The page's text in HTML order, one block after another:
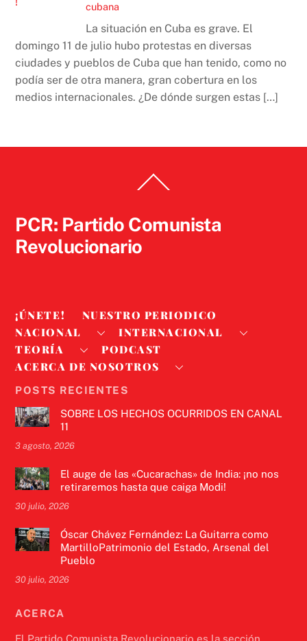
cubana
La situación en Cuba es grave. El
domingo 11 de julio hubo protestas en diversas
ciudades y pueblos de Cuba que han tenido, como no
podía ser de otra manera, gran cobertura en los
medios internacionales. ¿De dónde surgen estas […]
To
PCR: Partido Comunista
Revolucionario
¡ÚNETE!
NUESTRO PERIODICO
NACIONAL
INTERNACIONAL
TEORÍA
PODCAST
ACERCA DE NOSOTROS
POSTS RECIENTES
SOBRE LOS HECHOS OCURRIDOS EN CANAL
11
3 agosto, 2026
El auge de las «Cucarachas» de India: ¡no nos
retiraremos hasta que caiga Modi!
30 julio, 2026
Óscar Chávez Fernández: La Guitarra como
MartilloPatrimonio del Estado, Arsenal del
Pueblo
30 julio, 2026
ACERCA